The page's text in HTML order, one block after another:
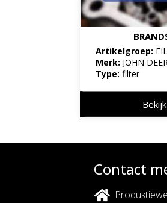
Artikelgroep:
Merk: JOHN
Type: filter
Contact